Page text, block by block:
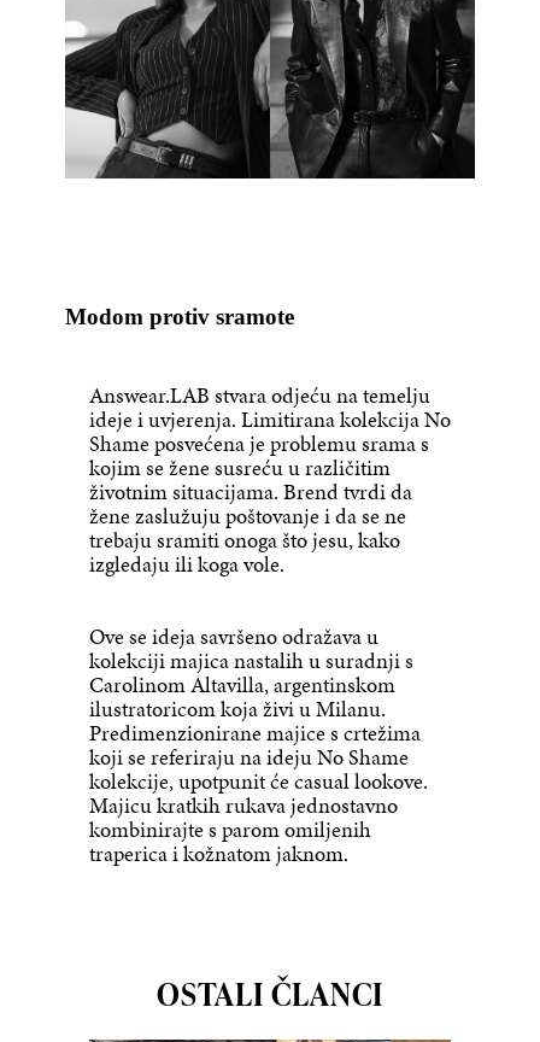
Modom protiv sramote
Answear.LAB stvara odjeću na temelju
ideje i uvjerenja. Limitirana kolekcija No
Shame posvećena je problemu srama s
kojim se žene susreću u različitim
životnim situacijama. Brend tvrdi da
žene zaslužuju poštovanje i da se ne
trebaju sramiti onoga što jesu, kako
izgledaju ili koga vole.
Ove se ideja savršeno odražava u
kolekciji majica nastalih u suradnji s
Carolinom Altavilla, argentinskom
ilustratoricom koja živi u Milanu.
Predimenzionirane majice s crtežima
koji se referiraju na ideju No Shame
kolekcije, upotpunit će casual lookove.
Majicu kratkih rukava jednostavno
kombinirajte s parom omiljenih
traperica i kožnatom jaknom.
OSTALI ČLANCI